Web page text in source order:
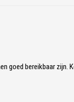
goed bereikbaar